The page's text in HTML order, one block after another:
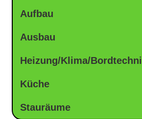
Aufbau
Ausbau
Heizung/Klima/
Küche
Stauräume